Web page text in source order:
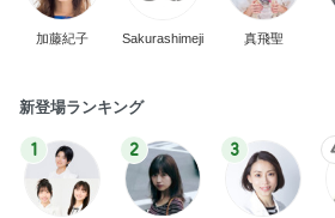
新登場ランキング
1 2 3